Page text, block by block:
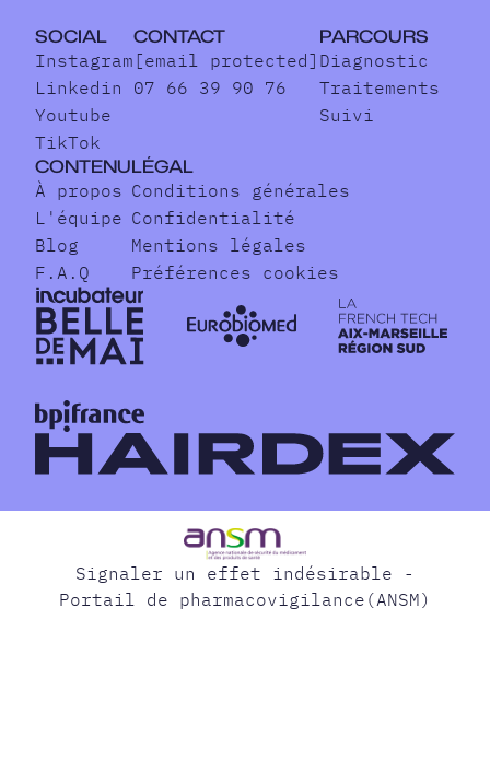
SOCIAL
Instagram
Linkedin
Youtube
TikTok
CONTACT
[email protected]
07 66 39 90 76
PARCOURS
Diagnostic
Traitements
Suivi
CONTENU
À propos
L'équipe
Blog
F.A.Q
LÉGAL
Conditions générales
Confidentialité
Mentions légales
Préférences cookies
Signaler un effet indésirable -
Portail de pharmacovigilance(ANSM)